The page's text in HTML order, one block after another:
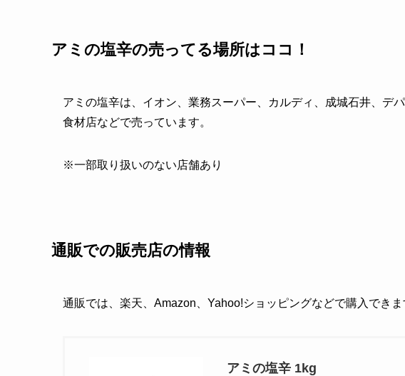
アミの塩辛の売ってる場所はココ！
アミの塩辛は、イオン、業務スーパー、カルディ、成城石井、デ
食材店などで売っています。
※一部取り扱いのない店舗あり
通販での販売店の情報
通販では、楽天、Amazon、Yahoo!ショッピングなどで購入できま
アミの塩辛 1kg